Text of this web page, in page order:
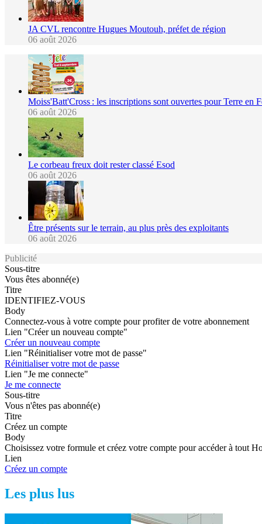
JA CVL rencontre Hugues Moutouh, préfet de région
06 août 2026
Moiss'Batt'Cross : les inscriptions sont ouvertes pour Terre en
06 août 2026
Le corbeau freux doit rester classé Esod
06 août 2026
Être présents sur le terrain, au plus près des exploitants
06 août 2026
Publicité
Sous-titre
Vous êtes abonné(e)
Titre
IDENTIFIEZ-VOUS
Body
Connectez-vous à votre compte pour profiter de votre abonnement
Lien "Créer un nouveau compte"
Créer un nouveau compte
Lien "Réinitialiser votre mot de passe"
Réinitialiser votre mot de passe
Lien "Je me connecte"
Je me connecte
Sous-titre
Vous n'êtes pas abonné(e)
Titre
Créez un compte
Body
Choisissez votre formule et créez votre compte pour accéder à tout
Lien
Créez un compte
Les plus lus